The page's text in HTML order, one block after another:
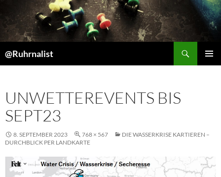
@Ruhrnalist
UNWETTEREVENTS BIS
SEPT23
8. SEPTEMBER 2023 768 × 567
DIE WASSERKRISE KARTIEREN –
DURCHBLICK PER LANDKARTE